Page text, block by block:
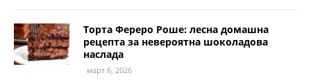
Торта Фереро Роше: лесна домашна
рецепта за невероятна шоколадова
наслада
март 6, 2026